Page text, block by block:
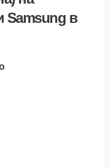
Samsung в